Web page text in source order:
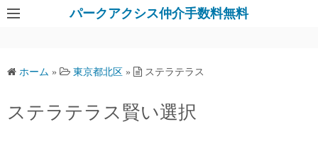
パークアクシス仲介手数料無料
ホーム » 東京都北区 » ステラテラス
ステラテラス賢い選択